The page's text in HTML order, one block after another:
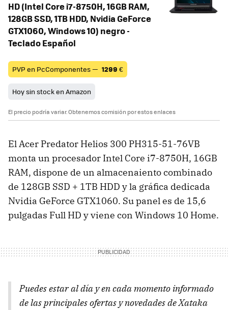
HD (Intel Core i7-8750H, 16GB RAM,
128GB SSD, 1TB HDD, Nvidia GeForce
GTX1060, Windows 10) negro -
Teclado Español
PVP en PcComponentes — 1299 €
Hoy sin stock en Amazon
El precio podría variar. Obtenemos comisión por estos enlaces
El Acer Predator Helios 300 PH315-51-76VB
monta un procesador Intel Core i7-8750H, 16GB
RAM, dispone de un almacenaiento combinado
de 128GB SSD + 1TB HDD y la gráfica dedicada
Nvidia GeForce GTX1060. Su panel es de 15,6
pulgadas Full HD y viene con Windows 10 Home.
Puedes estar al día y en cada momento informado
de las principales ofertas y novedades de Xataka